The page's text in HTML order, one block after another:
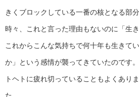
きくブロックしている一番の核となる部
時々、これと言った理由もないのに「生
これからこんな気持ちで何十年も生きて
か」という感情が襲ってきていたのです
トヘトに疲れ切っていることもよくあり